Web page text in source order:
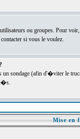
ou groupes. Pour
si vous le voulez.
un sondage (afin d'�viter le
Mise en